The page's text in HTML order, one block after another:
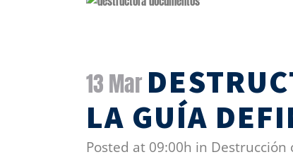
13 Mar
LA GUÍA
Posted at 09:00h in Destrucción